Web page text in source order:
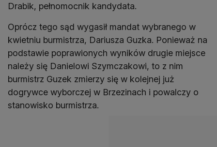
Drabik, pełnomocnik kandydata.
Oprócz tego sąd wygasił mandat wybranego w
kwietniu burmistrza, Dariusza Guzka. Ponieważ na
podstawie poprawionych wyników drugie miejsce
należy się Danielowi Szymczakowi, to z nim
burmistrz Guzek zmierzy się w kolejnej już
dogrywce wyborczej w Brzezinach i powalczy o
stanowisko burmistrza.